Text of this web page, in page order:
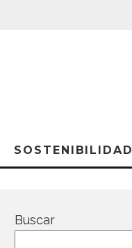
SOSTENIBILIDAD
Buscar